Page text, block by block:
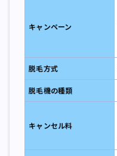
キャンペーン
脱毛方式
脱毛機の種類
キャンセル料